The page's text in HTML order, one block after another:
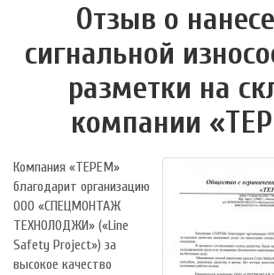
Отзыв о
сигнальной
разметки на
компании
Компания «ТЕРЕМ»
благодарит организацию
ООО «СПЕЦМОНТАЖ
ТЕХНОЛОДЖИ» («Line
Safety Project») за
высокое качество